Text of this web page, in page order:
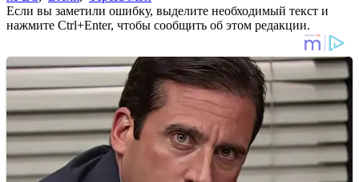
Если вы заметили ошибку, выделите необходимый текст и
нажмите Ctrl+Enter, чтобы сообщить об этом редакции.